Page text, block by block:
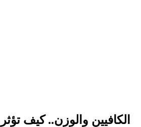
الكافيين والوزن.. كيف